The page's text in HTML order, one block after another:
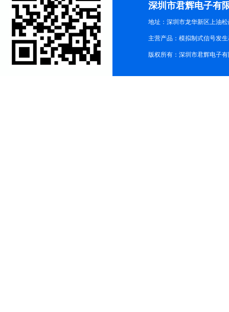
深圳市君辉电子有
地址：深圳市龙华新区上油松
主营产品：模拟制式信号发
版权所有：深圳市君辉电子